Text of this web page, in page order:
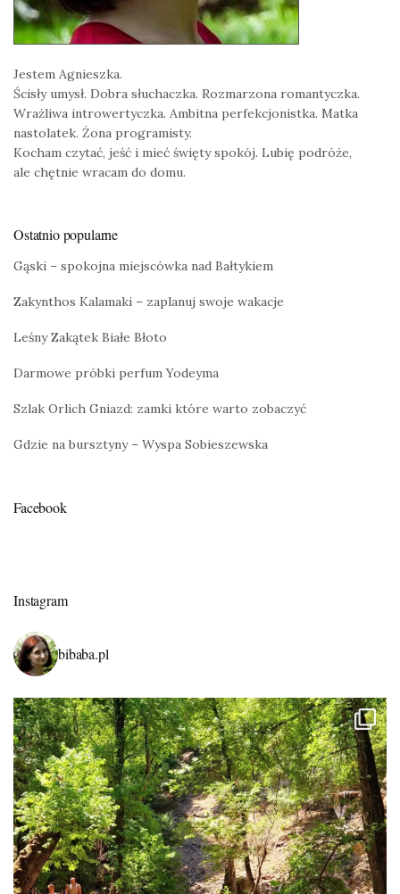
Jestem Agnieszka.
Ścisły umysł. Dobra słuchaczka. Rozmarzona romantyczka.
Wrażliwa introwertyczka. Ambitna perfekcjonistka. Matka
nastolatek. Żona programisty.
Kocham czytać, jeść i mieć święty spokój. Lubię podróże,
ale chętnie wracam do domu.
Ostatnio popularne
Gąski – spokojna miejscówka nad Bałtykiem
Zakynthos Kalamaki – zaplanuj swoje wakacje
Leśny Zakątek Białe Błoto
Darmowe próbki perfum Yodeyma
Szlak Orlich Gniazd: zamki które warto zobaczyć
Gdzie na bursztyny – Wyspa Sobieszewska
Facebook
Instagram
bibaba.pl